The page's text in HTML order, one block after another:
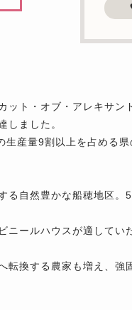
ット・オブ・アレキサン
しました。
産量9割以上を占める県
る自然豊かな船穂地区
ニールハウスが適してい
換する農家も増え、強